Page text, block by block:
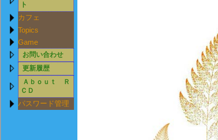
ト
カフェ
Topics
Game
お問い合わせ
更新履歴
Ａｂｏｕｔ Ｒ
ＣＤ
パスワード管理